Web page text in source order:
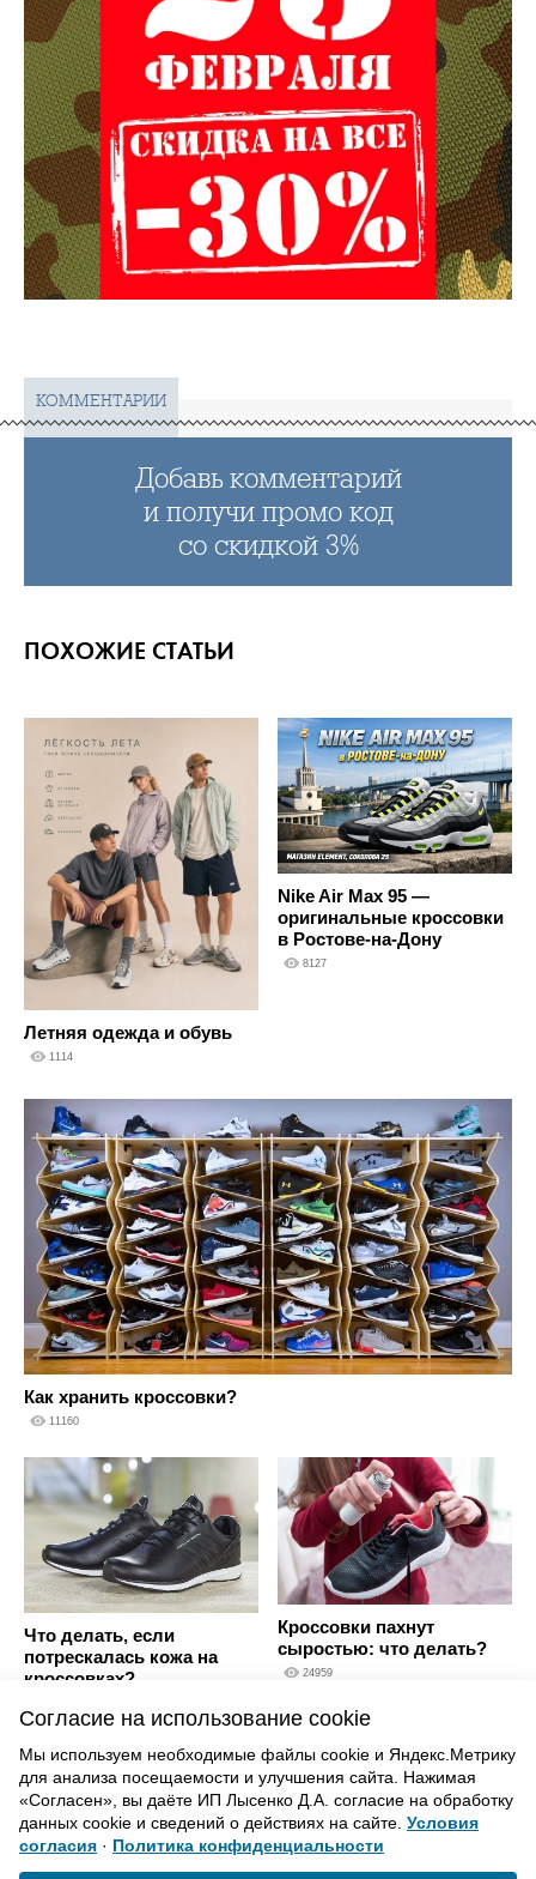
КОММЕНТАРИИ
Добавь комментарий
и получи промо код
со скидкой 3%
ПОХОЖИЕ СТАТЬИ
Летняя одежда и обувь
1114
Nike Air Max 95 —
оригинальные кроссовки
в Ростове-на-Дону
8127
Как хранить кроссовки?
11160
Что делать, если
потрескалась кожа на
кроссовках?
Кроссовки пахнут
сыростью: что делать?
24959
Согласие на использование cookie
Мы используем необходимые файлы cookie и Яндекс.Метрику
для анализа посещаемости и улучшения сайта. Нажимая
«Согласен», вы даёте ИП Лысенко Д.А. согласие на обработку
данных cookie и сведений о действиях на сайте. Условия
согласия · Политика конфиденциальности